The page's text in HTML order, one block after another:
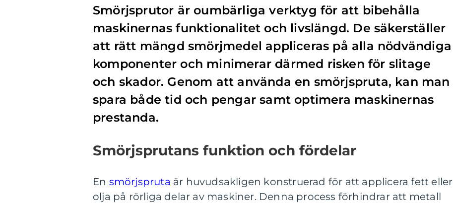
Smörjsprutor är oumbärliga verktyg för att bibehålla
maskinernas funktionalitet och livslängd. De säkerställer
att rätt mängd smörjmedel appliceras på alla nödvändiga
komponenter och minimerar därmed risken för slitage
och skador. Genom att använda en smörjspruta, kan man
spara både tid och pengar samt optimera maskinernas
prestanda.
Smörjsprutans funktion och fördelar
En smörjspruta är huvudsakligen konstruerad för att applicera fett eller
olja på rörliga delar av maskiner. Denna process förhindrar att metall